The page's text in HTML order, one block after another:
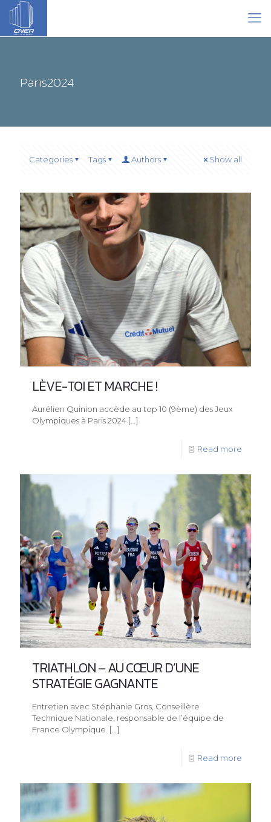
Paris2024
Categories Tags Authors Show all
LÈVE-TOI ET MARCHE !
Aurélien Quinion accède au top 10 (9ème) des Jeux
Olympiques à Paris 2024 […]
Read more
TRIATHLON – AU CŒUR D’UNE
STRATÉGIE GAGNANTE
Entretien avec Stéphanie Gros, Conseillère
Technique Nationale, responsable de l’équipe de
France Olympique. […]
Read more